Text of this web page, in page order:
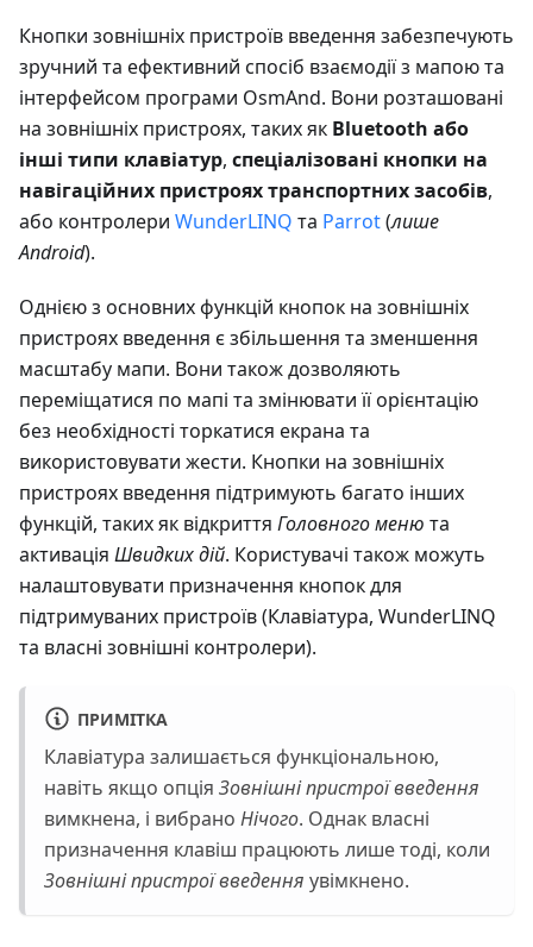
Кнопки зовнішніх пристроїв введення забезпечують
зручний та ефективний спосіб взаємодії з мапою та
інтерфейсом програми OsmAnd. Вони розташовані
на зовнішніх пристроях, таких як Bluetooth або
інші типи клавіатур, спеціалізовані кнопки на
навігаційних пристроях транспортних засобів,
або контролери WunderLINQ та Parrot(лише
Android).
Однією з основних функцій кнопок на зовнішніх
пристроях введення є збільшення та зменшення
масштабу мапи. Вони також дозволяють
переміщатися по мапі та змінювати її орієнтацію
без необхідності торкатися екрана та
використовувати жести. Кнопки на зовнішніх
пристроях введення підтримують багато інших
функцій, таких як відкриття Головного меню та
активація Швидких дій. Користувачі також можуть
налаштовувати призначення кнопок для
підтримуваних пристроїв (Клавіатура, WunderLINQ
та власні зовнішні контролери).
ПРИМІТКА
Клавіатура залишається функціональною,
навіть якщо опція Зовнішні пристрої введення
вимкнена, і вибрано Нічого. Однак власні
призначення клавіш працюють лише тоді, коли
Зовнішні пристрої введення увімкнено.